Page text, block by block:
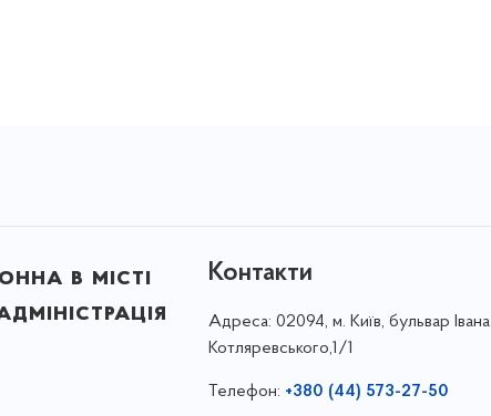
в місті
Контакти
Адреса: 02094, м. Київ, бульвар Івана
Котляревського,1/1
Телефон: +380 (44) 573-27-50